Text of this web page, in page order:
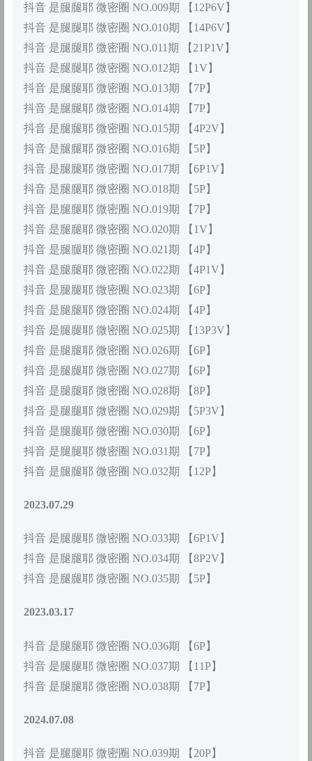
抖音 是腿腿耶 微密圈 NO.009期 【12P6V】
抖音 是腿腿耶 微密圈 NO.010期 【14P6V】
抖音 是腿腿耶 微密圈 NO.011期 【21P1V】
抖音 是腿腿耶 微密圈 NO.012期 【1V】
抖音 是腿腿耶 微密圈 NO.013期 【7P】
抖音 是腿腿耶 微密圈 NO.014期 【7P】
抖音 是腿腿耶 微密圈 NO.015期 【4P2V】
抖音 是腿腿耶 微密圈 NO.016期 【5P】
抖音 是腿腿耶 微密圈 NO.017期 【6P1V】
抖音 是腿腿耶 微密圈 NO.018期 【5P】
抖音 是腿腿耶 微密圈 NO.019期 【7P】
抖音 是腿腿耶 微密圈 NO.020期 【1V】
抖音 是腿腿耶 微密圈 NO.021期 【4P】
抖音 是腿腿耶 微密圈 NO.022期 【4P1V】
抖音 是腿腿耶 微密圈 NO.023期 【6P】
抖音 是腿腿耶 微密圈 NO.024期 【4P】
抖音 是腿腿耶 微密圈 NO.025期 【13P3V】
抖音 是腿腿耶 微密圈 NO.026期 【6P】
抖音 是腿腿耶 微密圈 NO.027期 【6P】
抖音 是腿腿耶 微密圈 NO.028期 【8P】
抖音 是腿腿耶 微密圈 NO.029期 【5P3V】
抖音 是腿腿耶 微密圈 NO.030期 【6P】
抖音 是腿腿耶 微密圈 NO.031期 【7P】
抖音 是腿腿耶 微密圈 NO.032期 【12P】
2023.07.29
抖音 是腿腿耶 微密圈 NO.033期 【6P1V】
抖音 是腿腿耶 微密圈 NO.034期 【8P2V】
抖音 是腿腿耶 微密圈 NO.035期 【5P】
2023.03.17
抖音 是腿腿耶 微密圈 NO.036期 【6P】
抖音 是腿腿耶 微密圈 NO.037期 【11P】
抖音 是腿腿耶 微密圈 NO.038期 【7P】
2024.07.08
抖音 是腿腿耶 微密圈 NO.039期 【20P】